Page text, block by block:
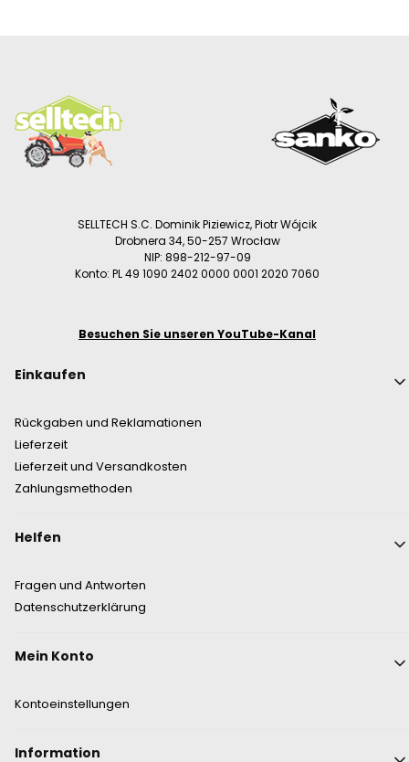
SELLTECH S.C. Dominik Piziewicz, Piotr Wójcik
Drobnera 34, 50-257 Wrocław
NIP: 898-212-97-09
Konto: PL 49 1090 2402 0000 0001 2020 7060
Besuchen Sie unseren YouTube-Kanal
Fußzeilenmenü
Einkaufen
Rückgaben und Reklamationen
Lieferzeit
Lieferzeit und Versandkosten
Zahlungsmethoden
Helfen
Fragen und Antworten
Datenschutzerklärung
Mein Konto
Kontoeinstellungen
Information